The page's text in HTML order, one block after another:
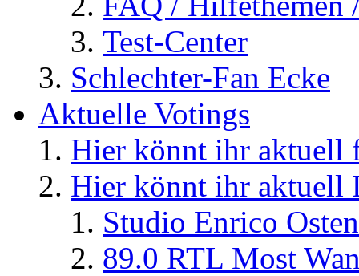
Test-Center
Schlechter-Fan Ecke
Aktuelle Votings
Hier könnt ihr aktuell
Hier könnt ihr aktuell
Studio Enrico
89.0 RTL Most